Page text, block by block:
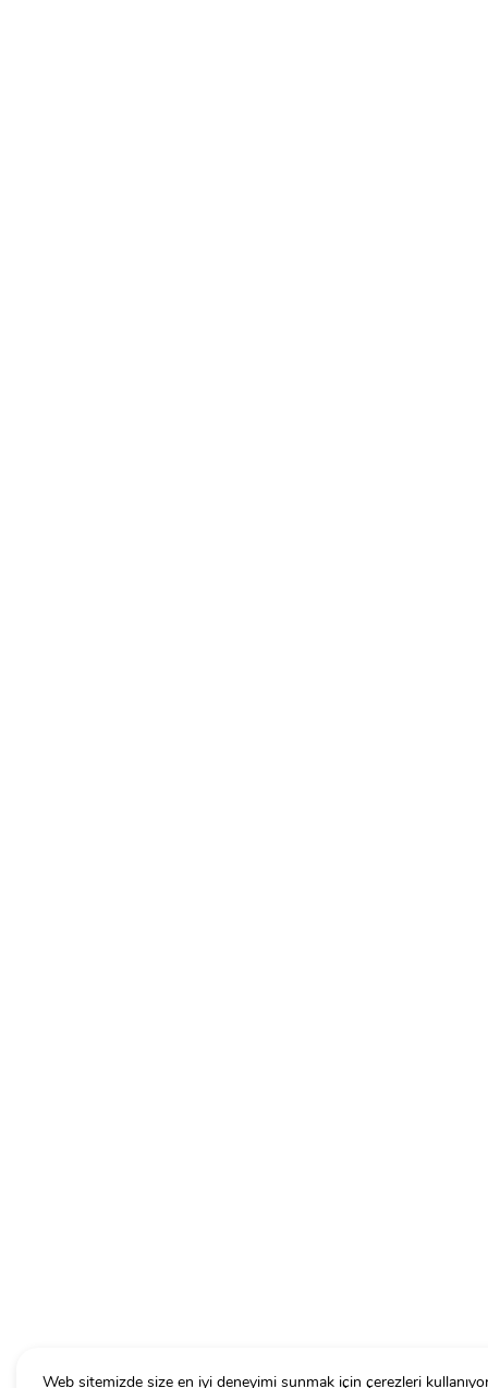
Web sitemizde size en iyi deneyimi sunmak için çerezleri